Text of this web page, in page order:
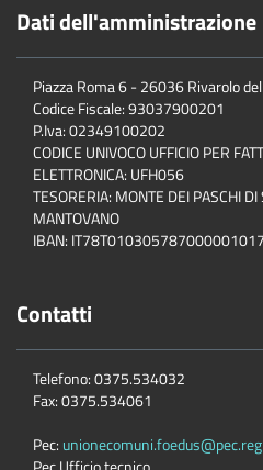
Dati dell'amministrazione
Piazza Roma 6 - 26036 Rivarolo
Codice Fiscale: 93037900201
P.Iva: 02349100202
CODICE UNIVOCO UFFICIO PER
ELETTRONICA: UFH056
TESORERIA: MONTE DEI PASCHI
MANTOVANO
IBAN:
Contatti
Telefono: 0375.534032
Fax: 0375.534061
Pec: